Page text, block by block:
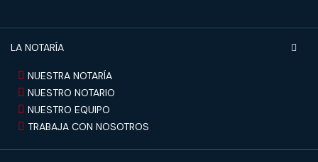
LA NOTARÍA
NUESTRA NOTARÍA
NUESTRO NOTARIO
NUESTRO EQUIPO
TRABAJA CON NOSOTROS